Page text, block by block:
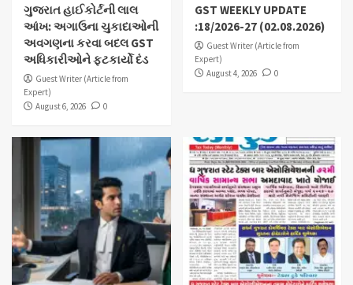
ગુજરાત હાઈકોર્ટની લાલ
આંખ: અગાઉના ચુકાદાઓની
અવગણના કરવા બદલ GST
અધિકારીઓને ફટકાર્યો દંડ
Guest Writer (Article from
Expert)
August 6, 2026
0
GST WEEKLY UPDATE
:18/2026-27 (02.08.2026)
Guest Writer (Article from
Expert)
August 4, 2026
0